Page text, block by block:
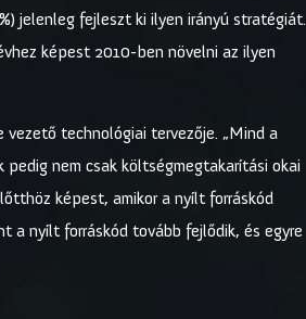
jelenleg fejleszt ki ilyen irányú stratégiát.
képest 2010-ben növelni az ilyen
technológiai tervezője. „Mind a
nem csak költségmegtakarítási okai
képest, amikor a nyílt forráskód
a nyílt forráskód tovább fejlődik, és egyre